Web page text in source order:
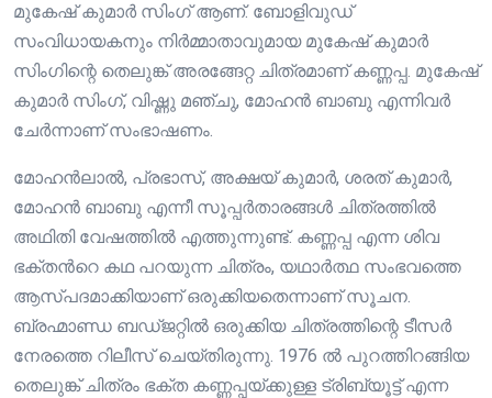
മുകേഷ് കുമാർ സിംഗ് ആണ്. ബോളിവുഡ്
സംവിധായകനും നിർമ്മാതാവുമായ മുകേഷ് കുമാർ
സിംഗിന്റെ തെലുങ്ക് അരങ്ങേറ്റ ചിത്രമാണ് കണ്ണപ്പ. മുകേഷ്
കുമാർ സിംഗ്, വിഷ്ണു മഞ്ചു, മോഹൻ ബാബു എന്നിവർ
ചേർന്നാണ് സംഭാഷണം.
മോഹൻലാൽ, പ്രഭാസ്, അക്ഷയ് കുമാർ, ശരത് കുമാർ,
മോഹൻ ബാബു എന്നീ സൂപ്പർതാരങ്ങൾ ചിത്രത്തിൽ
അഥിതി വേഷത്തിൽ എത്തുന്നുണ്ട്. കണ്ണപ്പ എന്ന ശിവ
ഭക്തൻറെ കഥ പറയുന്ന ചിത്രം, യഥാർത്ഥ സംഭവത്തെ
ആസ്പദമാക്കിയാണ് ഒരുക്കിയതെന്നാണ് സൂചന.
ബ്രഹ്മാണ്ഡ ബഡ്ജറ്റിൽ ഒരുക്കിയ ചിത്രത്തിന്റെ ടീസർ
നേരത്തെ റിലീസ് ചെയ്തിരുന്നു. 1976 ൽ പുറത്തിറങ്ങിയ
തെലുങ്ക് ചിത്രം ഭക്ത കണ്ണപ്പയ്ക്കുള്ള ട്രിബ്യൂട്ട് എന്ന